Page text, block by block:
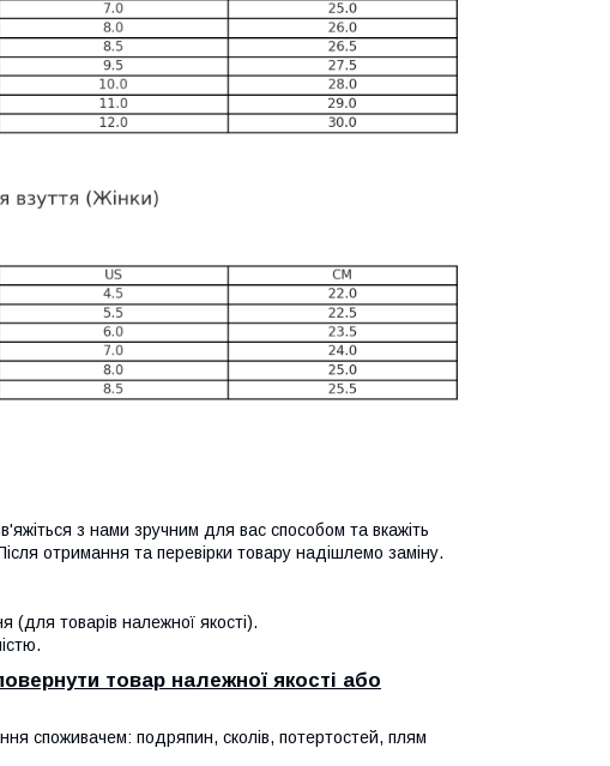
з нами зручним для вас способом та вкажіть
отримання та перевірки товару надішлемо заміну.
(для товарів належної якості).
товар належної якості або
споживачем: подряпин, сколів, потертостей, плям